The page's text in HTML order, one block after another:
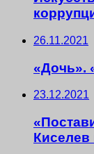
26.11.2021
«Дочь».
23.12.2021
Киселев